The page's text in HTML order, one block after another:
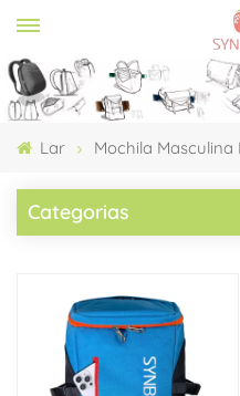
Lar Mochila
Categorias